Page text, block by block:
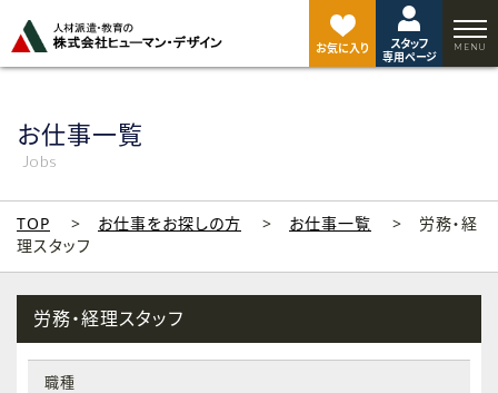
お気に入り
スタッフ
専用ページ
お仕事一覧
Jobs
TOP お仕事をお探しの方 お仕事一覧
労務・経
理スタッフ
労務・経理スタッフ
職種
ジ
ト